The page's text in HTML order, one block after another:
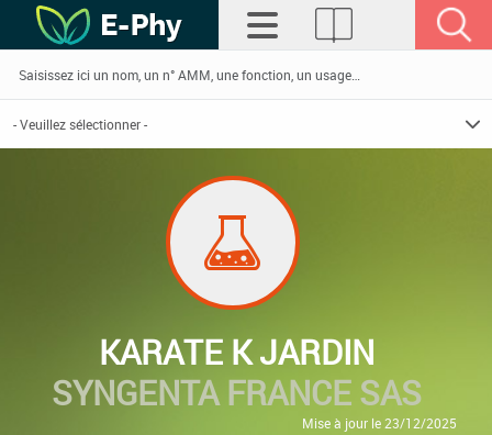
KARATE K JARDIN
SYNGENTA FRANCE SAS
Mise à jour le 23/12/2025